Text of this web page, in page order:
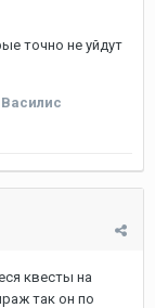
точно не уйдут
квесты на
так он по